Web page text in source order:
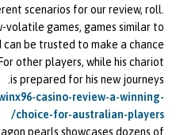
scenarios for our review, roll.
volatile games, games similar to
be trusted to make a chance
other players, while his chariot
is prepared for his new journeys.
casino-review-a-winning-
choice-for-australian-players/
pearls showcases dozens of